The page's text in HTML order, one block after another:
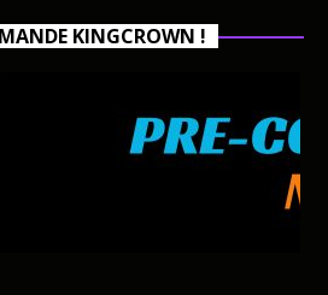
KINGCROWN !